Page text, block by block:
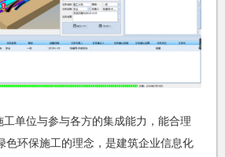
工单位与参与各方的集成能力，能合理
色环保施工的理念，是建筑企业信息化